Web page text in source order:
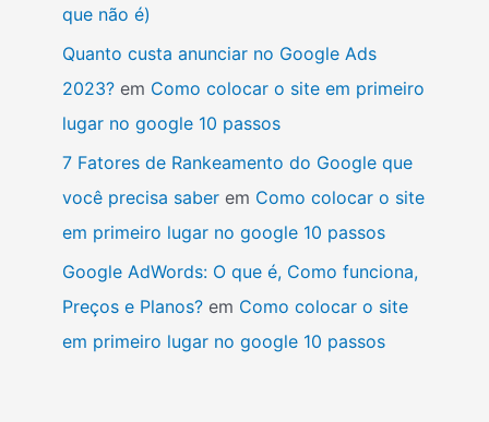
que não é)
Quanto custa anunciar no Google Ads
2023?em Como colocar o site em primeiro
lugar no google 10 passos
7 Fatores de Rankeamento do Google que
você precisa saberem Como colocar o site
em primeiro lugar no google 10 passos
Google AdWords: O que é, Como funciona,
Preços e Planos?em Como colocar o site
em primeiro lugar no google 10 passos